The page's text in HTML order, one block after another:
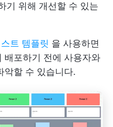
기 위해 개선할 수 있는
트 템플릿 을 사용하면
배포하기 전에 사용자와
악할 수 있습니다.